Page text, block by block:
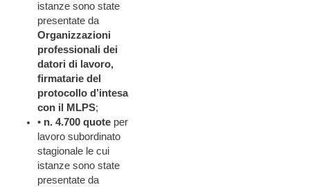
istanze sono state
presentate da
Organizzazioni
professionali dei
datori di lavoro,
firmatarie del
protocollo d’intesa
con il MLPS;
• n. 4.700 quoteper
lavoro subordinato
stagionale le cui
istanze sono state
presentate da